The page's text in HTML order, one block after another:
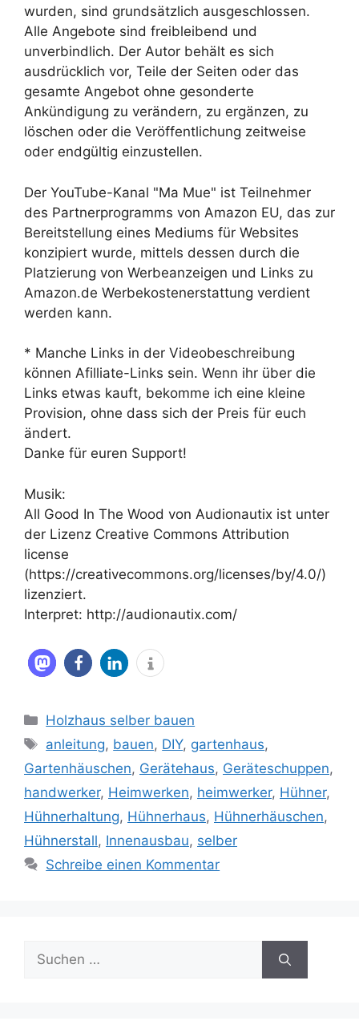
wurden, sind grundsätzlich ausgeschlossen.
Alle Angebote sind freibleibend und
unverbindlich. Der Autor behält es sich
ausdrücklich vor, Teile der Seiten oder das
gesamte Angebot ohne gesonderte
Ankündigung zu verändern, zu ergänzen, zu
löschen oder die Veröffentlichung zeitweise
oder endgültig einzustellen.
Der YouTube-Kanal "Ma Mue" ist Teilnehmer
des Partnerprogramms von Amazon EU, das zur
Bereitstellung eines Mediums für Websites
konzipiert wurde, mittels dessen durch die
Platzierung von Werbeanzeigen und Links zu
Amazon.de Werbekostenerstattung verdient
werden kann.
* Manche Links in der Videobeschreibung
können Afilliate-Links sein. Wenn ihr über die
Links etwas kauft, bekomme ich eine kleine
Provision, ohne dass sich der Preis für euch
ändert.
Danke für euren Support!
Musik:
All Good In The Wood von Audionautix ist unter
der Lizenz Creative Commons Attribution
license
(https://creativecommons.org/licenses/by/4.0/)
lizenziert.
Interpret: http://audionautix.com/
Kategorien
Holzhaus selber bauen
Schlagwörter
anleitung, bauen, DIY, gartenhaus,
Gartenhäuschen, Gerätehaus, Geräteschuppen,
handwerker, Heimwerken, heimwerker, Hühner,
Hühnerhaltung, Hühnerhaus, Hühnerhäuschen,
Hühnerstall, Innenausbau, selber
Schreibe einen Kommentar
Suche
nach: